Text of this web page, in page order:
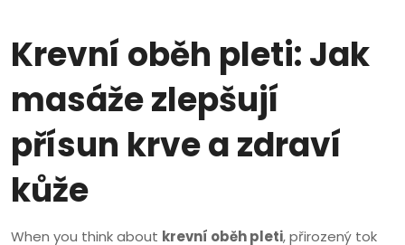
Krevní oběh pleti: Jak
masáže zlepšují
přísun krve a zdraví
kůže
When you think about krevní oběh pleti,přirozený tok